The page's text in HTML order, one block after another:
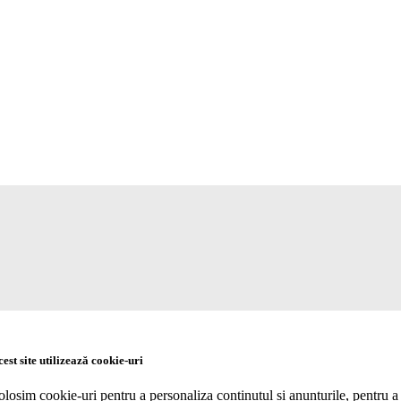
site utilizează cookie-uri
cookie-uri pentru a personaliza conținutul și anunțurile, pentru